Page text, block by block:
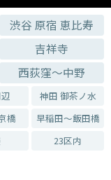
渋谷 原宿 恵比寿
吉祥寺
西荻窪～中野
神田 御茶ノ水
橋
早稲田～飯田橋
23区内